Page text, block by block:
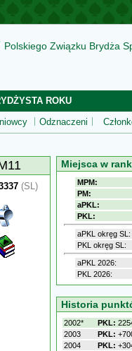
Polskiego Związku Brydża
ROKU
Odznaczeni
(SL)
Miejsca w
MPM:
PM:
aPKL:
PKL:
aPKL okręg SL:
PKL okręg SL:
aPKL 2026:
PKL 2026:
Historia
2002* PKL:
2003
PKL:
2004
PKL: